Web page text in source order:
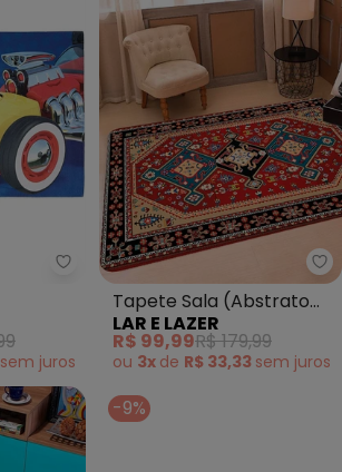
Jolitex - Tapete Infantil
sem juros
Tapete Sala (Abstrato
Marrom)100x140 cm Cm
LAR E LAZER
R$ 99,99R$ 179,99
ou 3x de R$ 33,33 sem juros
-9%